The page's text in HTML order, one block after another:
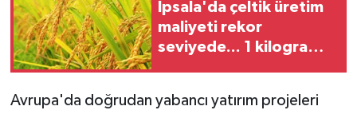
İpsala'da çeltik üretim
maliyeti rekor
seviyede... 1 kilogram
Avrupa'da doğrudan yabancı yatırım projeleri